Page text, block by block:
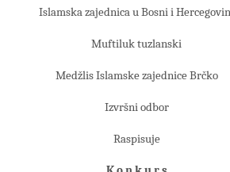
Islamska zajednica u Bosni i
Muftiluk tuzlanski
Medžlis Islamske zajednice Brčko
Izvršni odbor
Raspisuje